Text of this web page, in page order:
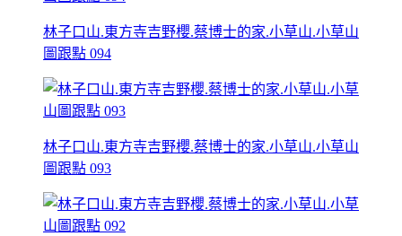
林子口山.東方寺吉野櫻.蔡博士的家.小草山.小草山
圖跟點 094
林子口山.東方寺吉野櫻.蔡博士的家.小草山.小草山
圖跟點 093